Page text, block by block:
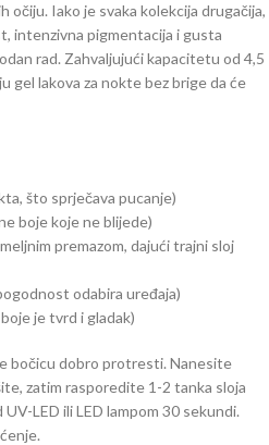
očiju. Iako je svaka kolekcija drugačija,
intenzivna pigmentacija i gusta
rad. Zahvaljujući kapacitetu od 4,5
gel lakova za nokte bez brige da će
što sprječava pucanje)
boje koje ne blijede)
premazom, dajući trajni sloj
odabira uređaja)
je tvrd i gladak)
bočicu dobro protresti. Nanesite
zatim rasporedite 1-2 tanka sloja
LED ili LED lampom 30 sekundi.